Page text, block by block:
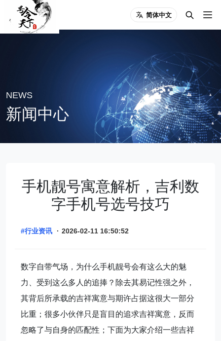
简体中文
NEWS
新闻中心
手机靓号寓意解析，吉利数
字手机号选号技巧
#行业资讯 · 2026-02-11 16:50:52
数字自带气场，为什么手机靓号会有这么大的魅
力、受到这么多人的追捧？除去其易记性强之外，
其背后所承载的吉祥寓意与期许占据这很大一部分
比重；很多小伙伴只是盲目的追求吉祥寓意，反而
忽略了与自身的匹配性；下面为大家介绍一些吉祥